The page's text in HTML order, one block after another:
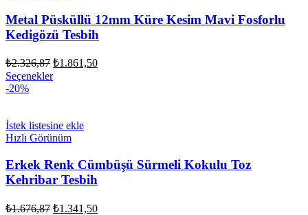
Metal Püsküllü 12mm Küre Kesim Mavi Fosforlu
Kedigözü Tesbih
₺2.326,87 Orijinal
fiyat:
₺1.861,50Şu
Seçenekler
-20%
İstek listesine ekle
Hızlı Görünüm
Erkek Renk Cümbüşü Sürmeli Kokulu Toz
Kehribar Tesbih
₺1.676,87 Orijinal
₺1.341,50Şu